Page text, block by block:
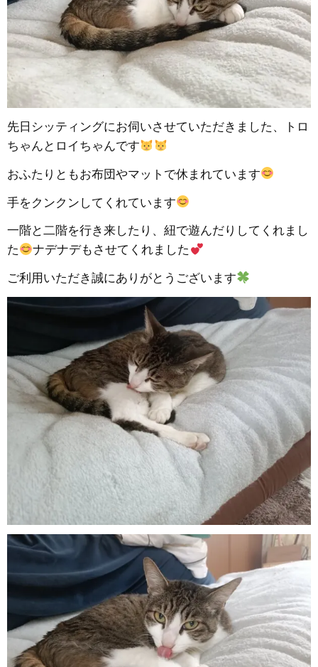
先日シッティングにお伺いさせていただきました、トロ
ちゃんとロイちゃんです
おふたりともお布団やマットで休まれています
手をクンクンしてくれています
一階と二階を行き来したり、紐で遊んだりしてくれまし
た
ナデナデもさせてくれました
ご利用いただき誠にありがとうございます